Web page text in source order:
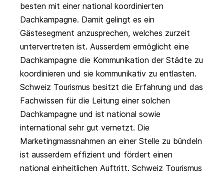
besten mit einer national koordinierten
Dachkampagne. Damit gelingt es ein
Gästesegment anzusprechen, welches zurzeit
untervertreten ist. Ausserdem ermöglicht eine
Dachkampagne die Kommunikation der Städte zu
koordinieren und sie kommunikativ zu entlasten.
Schweiz Tourismus besitzt die Erfahrung und das
Fachwissen für die Leitung einer solchen
Dachkampagne und ist national sowie
international sehr gut vernetzt. Die
Marketingmassnahmen an einer Stelle zu bündeln
ist ausserdem effizient und fördert einen
national einheitlichen Auftritt. Schweiz Tourismus